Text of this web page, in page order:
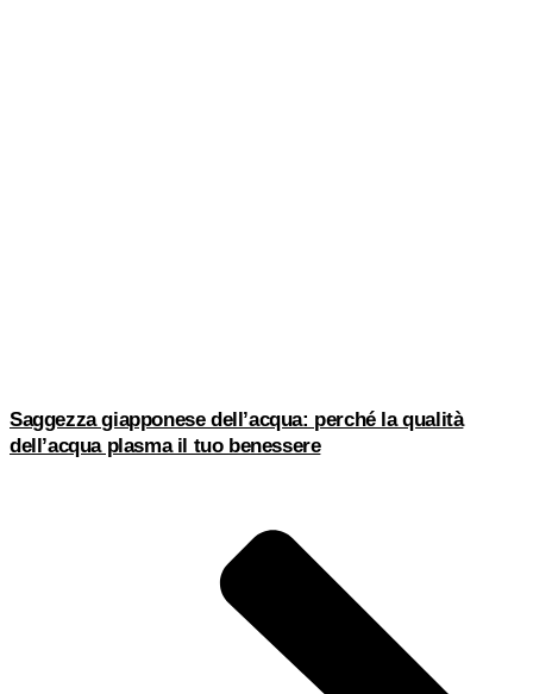
Saggezza giapponese dell’acqua: perché la qualità
dell’acqua plasma il tuo benessere